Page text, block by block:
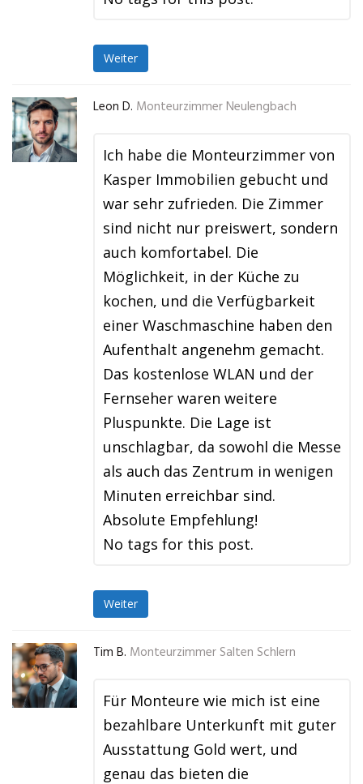
Weiter
Leon D. Monteurzimmer Neulengbach
Ich habe die Monteurzimmer von
Kasper Immobilien gebucht und
war sehr zufrieden. Die Zimmer
sind nicht nur preiswert, sondern
auch komfortabel. Die
Möglichkeit, in der Küche zu
kochen, und die Verfügbarkeit
einer Waschmaschine haben den
Aufenthalt angenehm gemacht.
Das kostenlose WLAN und der
Fernseher waren weitere
Pluspunkte. Die Lage ist
unschlagbar, da sowohl die Messe
als auch das Zentrum in wenigen
Minuten erreichbar sind.
Absolute Empfehlung!
No tags for this post.
Weiter
Tim B. Monteurzimmer Salten Schlern
Für Monteure wie mich ist eine
bezahlbare Unterkunft mit guter
Ausstattung Gold wert, und
genau das bieten die